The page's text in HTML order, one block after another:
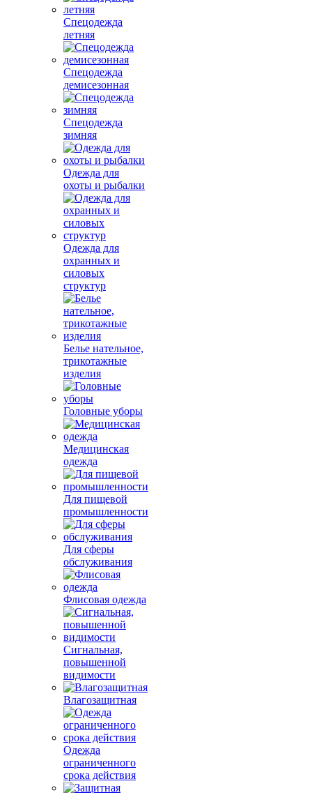
Спецодежда
летняя
Спецодежда
демисезонная
Спецодежда
зимняя
Одежда для
охоты и рыбалки
Одежда для
охранных и
силовых
структур
Белье нательное,
трикотажные
изделия
Головные уборы
Медицинская
одежда
Для пищевой
промышленности
Для сферы
обслуживания
Флисовая одежда
Сигнальная,
повышенной
видимости
Влагозащитная
Одежда
ограниченного
срока действия